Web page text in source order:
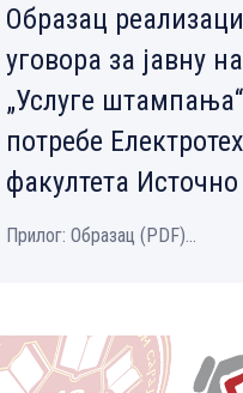
Образац
уговора за јавну
„Услуге
потребе
факултета
Прилог: Образац (PDF)...